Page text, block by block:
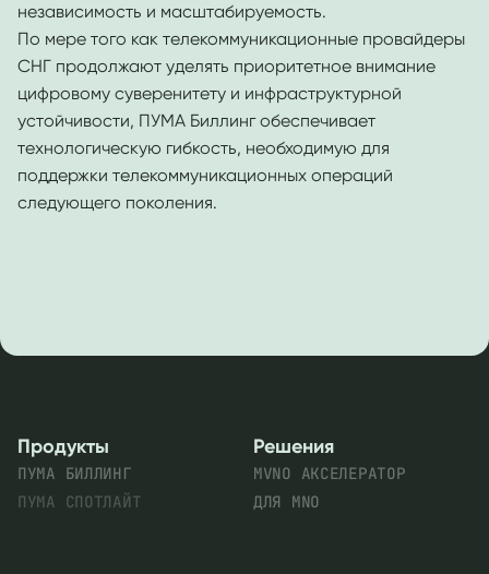
независимость и масштабируемость.
По мере того как телекоммуникационные провайдеры
СНГ продолжают уделять приоритетное внимание
цифровому суверенитету и инфраструктурной
устойчивости, ПУМА Биллинг обеспечивает
технологическую гибкость, необходимую для
поддержки телекоммуникационных операций
следующего поколения.
Продукты
ПУМА БИЛЛИНГ
ПУМА СПОТЛАЙТ
Решения
MVNO АКСЕЛЕРАТОР
ДЛЯ MNO